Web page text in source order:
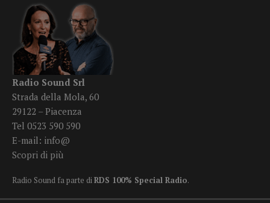
Radio Sound Srl
Strada della Mola, 60
29122 – Piacenza
Tel 0523 590 590
E-mail: info@
Scopri di più
Radio Sound fa parte diRDS 100% Special Radio.